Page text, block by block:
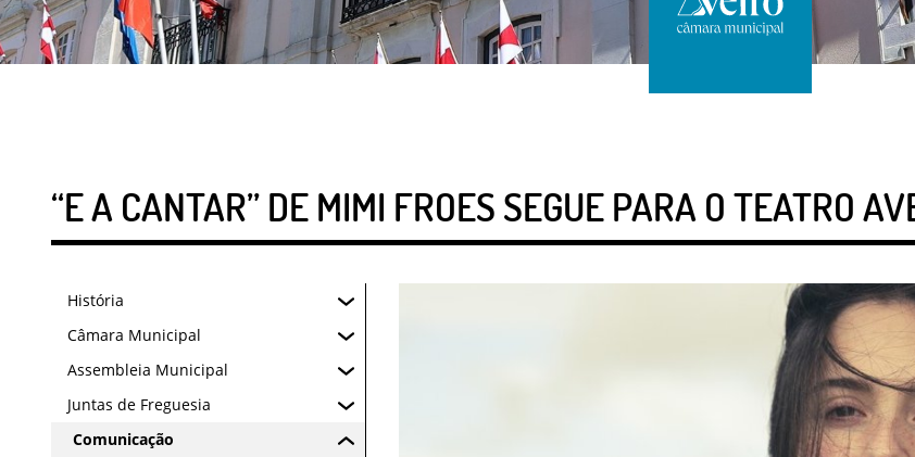
“E A CANTAR” DE MIMI FROES SEGUE PARA O TEATRO
História
Câmara Municipal
Assembleia Municipal
Juntas de Freguesia
Comunicação